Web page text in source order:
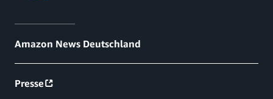
Amazon News Deutschland
Presse